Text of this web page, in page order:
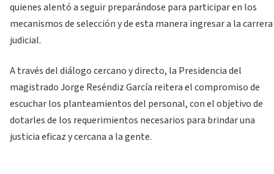
quienes alentó a seguir preparándose para participar en los
mecanismos de selección y de esta manera ingresar a la carrera
judicial.
A través del diálogo cercano y directo, la Presidencia del
magistrado Jorge Reséndiz García reitera el compromiso de
escuchar los planteamientos del personal, con el objetivo de
dotarles de los requerimientos necesarios para brindar una
justicia eficaz y cercana a la gente.